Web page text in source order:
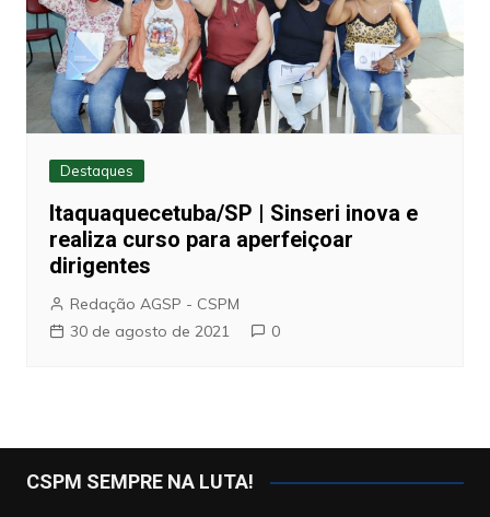
Destaques
Itaquaquecetuba/SP | Sinseri inova e
realiza curso para aperfeiçoar
dirigentes
Redação AGSP - CSPM
30 de agosto de 2021
0
CSPM SEMPRE NA LUTA!